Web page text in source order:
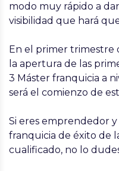
modo muy rápido a
visibilidad que hará
En el primer trimestre
la apertura de las
3 Máster franquicia a
será el comienzo de
Si eres emprendedor
franquicia de éxito de
cualificado, no lo